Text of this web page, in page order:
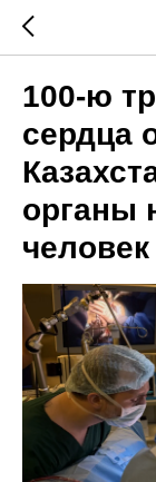
100-ю
сердца
органы
человек